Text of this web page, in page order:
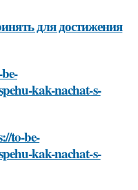
для достижения
kak-nachat-s-
to-be-
kak-nachat-s-